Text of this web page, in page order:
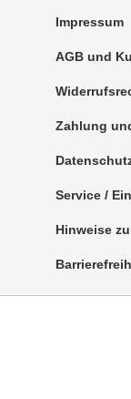
Impressum
AGB und
Zahlung
Service /
Hinweise